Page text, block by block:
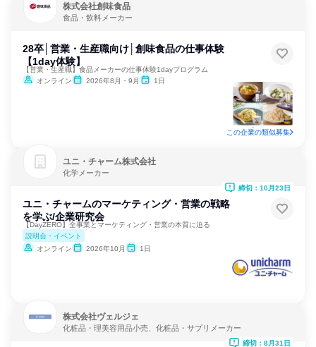
株式会社創味食品
食品・飲料メーカー
28卒│営業・生産職向け│創味食品の仕事体験
【1day体験】
【営業・生産職】食品メーカーの仕事体験1dayプログラム
オンライン
2026年8月・9月 1日
この企業の類似募集
ユニ・チャーム株式会社
化学メーカー
ユニ・チャームのマーケティング・営業の戦略
を学ぶ/企業研究会
【DayZERO】全事業とマーケティング・営業の本質に迫る
説明会・イベント
オンライン
2026年10月 1日
締切：10月23日
株式会社ヴェルジェ
化粧品・理美容用品小売、化粧品・サプリメーカー
締切：8月31日